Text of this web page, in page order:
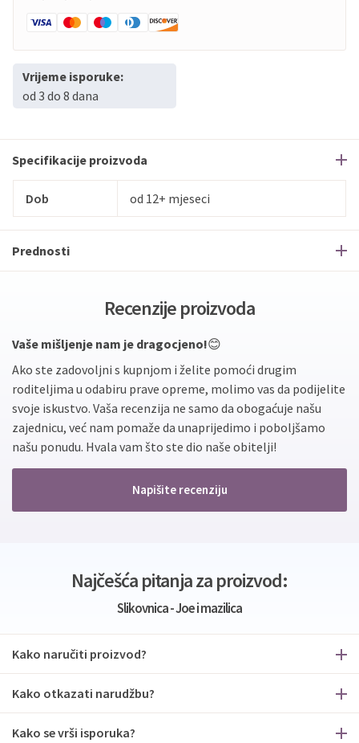
Vrijeme isporuke:
od 3 do 8 dana
Specifikacije proizvoda
Dob od 12+ mjeseci
Prednosti
Recenzije proizvoda
Vaše mišljenje nam je dragocjeno!😊
Ako ste zadovoljni s kupnjom i želite pomoći drugim
roditeljima u odabiru prave opreme, molimo vas da podijelite
svoje iskustvo. Vaša recenzija ne samo da obogaćuje našu
zajednicu, već nam pomaže da unaprijedimo i poboljšamo
našu ponudu. Hvala vam što ste dio naše obitelji!
Napišite recenziju
Najčešća pitanja za proizvod:
Slikovnica - Joe i mazilica
Kako naručiti proizvod?
Kako otkazati narudžbu?
Kako se vrši isporuka?